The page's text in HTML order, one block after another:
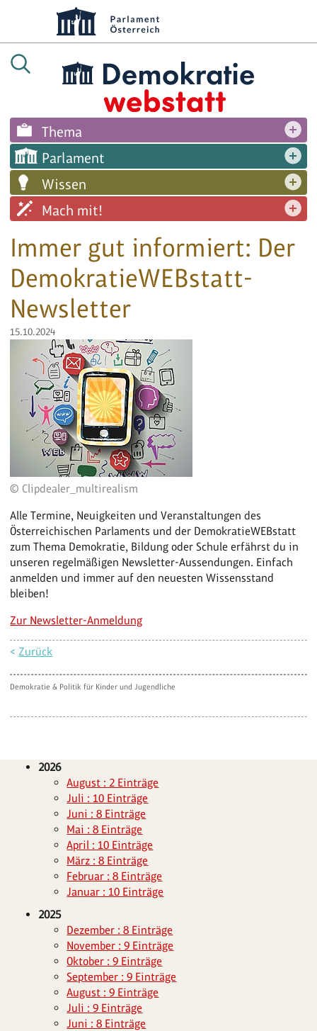
Thema
Parlament
Wissen
Mach mit!
Immer gut informiert: Der
DemokratieWEBstatt-
Newsletter
15.10.2024
© Clipdealer_multirealism
Alle Termine, Neuigkeiten und Veranstaltungen des
Österreichischen Parlaments und der DemokratieWEBstatt
zum Thema Demokratie, Bildung oder Schule erfährst du in
unseren regelmäßigen Newsletter-Aussendungen. Einfach
anmelden und immer auf den neuesten Wissensstand
bleiben!
Zur Newsletter-Anmeldung
< Zurück
Demokratie & Politik für Kinder und Jugendliche
2026
August : 2 Einträge
Juli : 10 Einträge
Juni : 8 Einträge
Mai : 8 Einträge
April : 10 Einträge
März : 8 Einträge
Februar : 8 Einträge
Januar : 10 Einträge
2025
Dezember : 8 Einträge
November : 9 Einträge
Oktober : 9 Einträge
September : 9 Einträge
August : 9 Einträge
Juli : 9 Einträge
Juni : 8 Einträge